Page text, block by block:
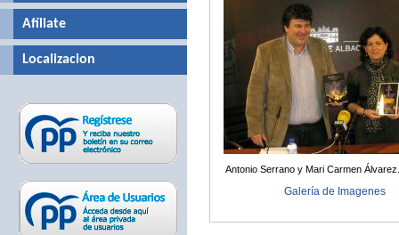
Antonio Serrano y Mari Carmen Álvarez.
Galería de Imagenes
Afíliate
Localizacion